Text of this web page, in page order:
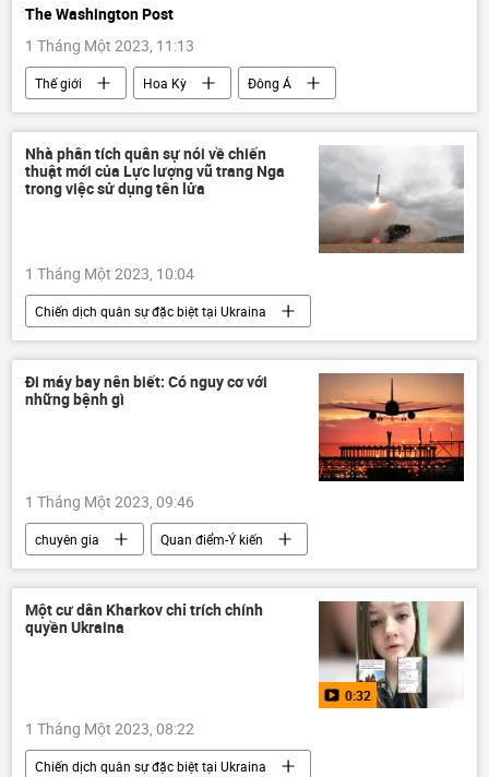
Quan điểm-Ý kiến
The Washington Post
1 Tháng Một 2023, 11:13
Thế giới Hoa Kỳ
Đông Á
Chính trị
Ukraina
Cuộc khủng hoảng ở Ukraina
xung đột
Nhà phân tích quân sự nói về chiến
thuật mới của Lực lượng vũ trang Nga
trong việc sử dụng tên lửa
1 Tháng Một 2023, 10:04
Chiến dịch quân sự đặc biệt tại Ukraina
Thế giới
Nga
Ukraina
Cuộc khủng hoảng ở Ukraina
xung đột quân sự
Đi máy bay nên biết: Có nguy cơ với
những bệnh gì
1 Tháng Một 2023, 09:46
chuyên gia
Quan điểm-Ý kiến
Xã hội
Sức khoẻ
Một cư dân Kharkov chỉ trích chính
quyền Ukraina
0:32
1 Tháng Một 2023, 08:22
Chiến dịch quân sự đặc biệt tại Ukraina